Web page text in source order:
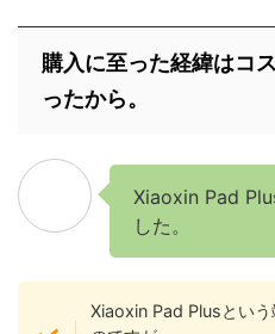
購入に至った経緯はコ
ったから。
Xiaoxin Pad
した。
Xiaoxin Pad Plusとい